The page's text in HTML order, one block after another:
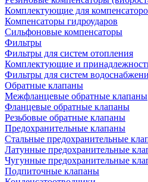
Комплектующие для
Компенсаторы гидроударов
Сильфоновые компенсаторы
Фильтры
Фильтры для систем отопления
Комплектующие и
Фильтры для систем
Обратные клапаны
Межфланцевые обратные клапаны
Фланцевые обратные клапаны
Резьбовые обратные клапаны
Предохранительные клапаны
Стальные предохранительные
Латунные предохранительные
Чугунные предохранительные
Подпиточные клапаны